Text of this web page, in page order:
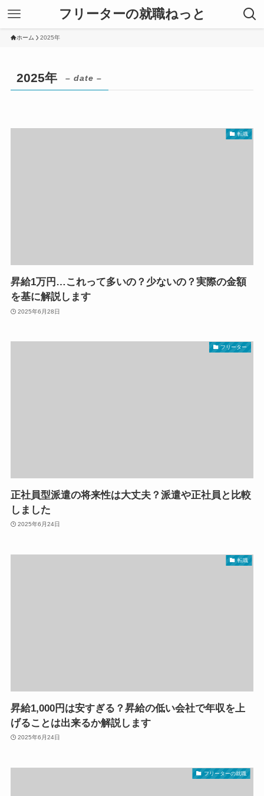
フリーターの就職ねっと
ホーム 2025年
2025年 – date –
転職
昇給1万円…これって多いの？少ないの？実際の金額
を基に解説します
2025年6月28日
フリーター
正社員型派遣の将来性は大丈夫？派遣や正社員と比較
しました
2025年6月24日
転職
昇給1,000円は安すぎる？昇給の低い会社で年収を上
げることは出来るか解説します
2025年6月24日
フリーターの就職